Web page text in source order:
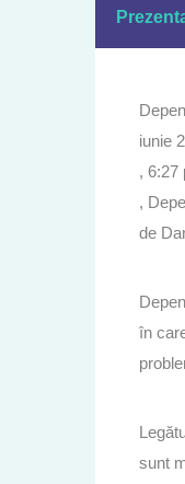
iunie
, 6:27
,
de
în
sunt